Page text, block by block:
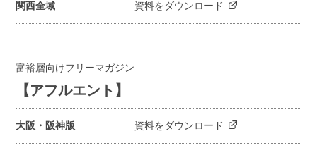
関西全域 資料をダウンロード
富裕層向けフリーマガジン
【アフルエント】
大阪・阪神版 資料をダウンロード